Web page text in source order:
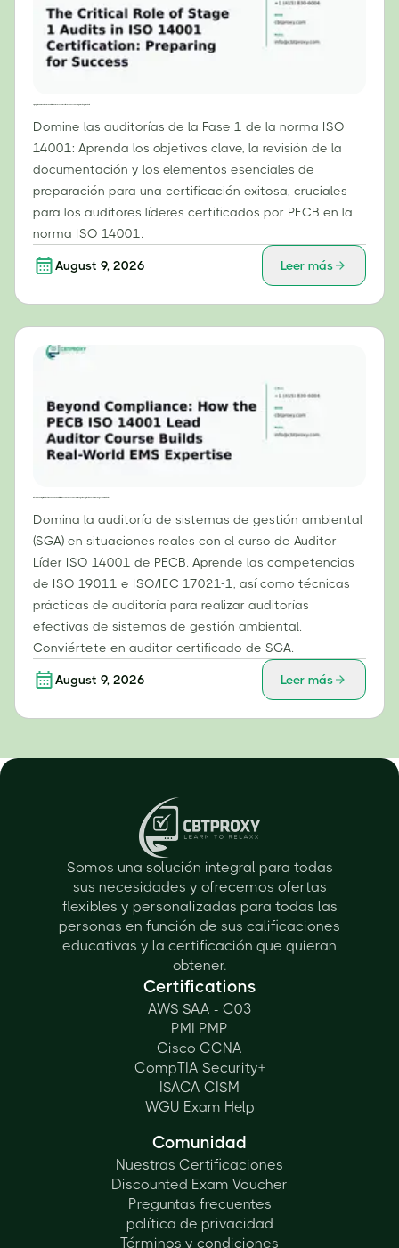
Domine las auditorías de la Fase 1 de la norma ISO
14001: Aprenda los objetivos clave, la revisión de la
documentación y los elementos esenciales de
preparación para una certificación exitosa, cruciales
para los auditores líderes certificados por PECB en la
norma ISO 14001.
August 9, 2026 Leer más
Domina la auditoría de sistemas de gestión ambiental
(SGA) en situaciones reales con el curso de Auditor
Líder ISO 14001 de PECB. Aprende las competencias
de ISO 19011 e ISO/IEC 17021-1, así como técnicas
prácticas de auditoría para realizar auditorías
efectivas de sistemas de gestión ambiental.
Conviértete en auditor certificado de SGA.
August 9, 2026 Leer más
Somos una solución integral para todas
sus necesidades y ofrecemos ofertas
flexibles y personalizadas para todas las
personas en función de sus calificaciones
educativas y la certificación que quieran
obtener.
Certifications
AWS SAA - C03
PMI PMP
Cisco CCNA
CompTIA Security+
ISACA CISM
WGU Exam Help
Comunidad
Nuestras Certificaciones
Discounted Exam Voucher
Preguntas frecuentes
política de privacidad
Términos y condiciones